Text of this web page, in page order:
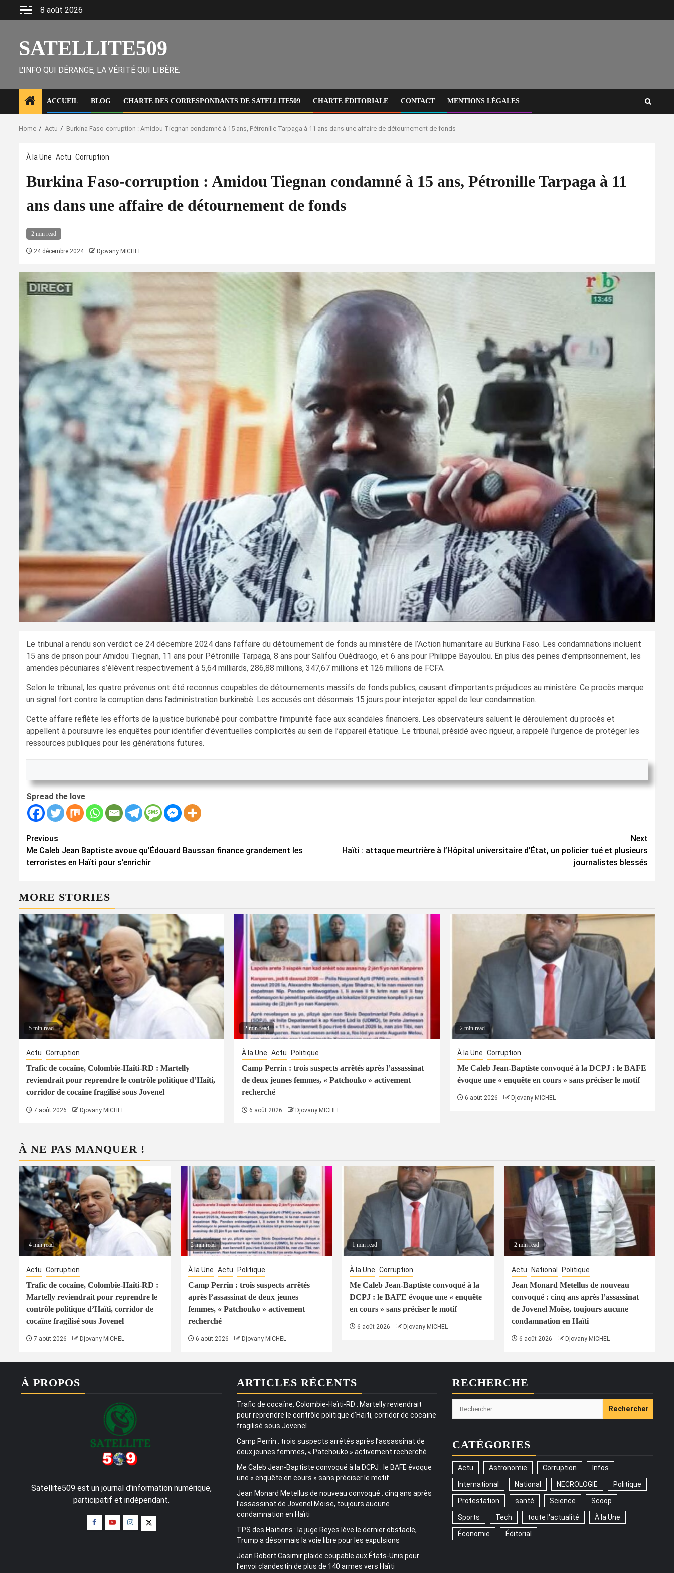
8 août 2026
SATELLITE509
L'INFO QUI DÉRANGE, LA VÉRITÉ QUI LIBÈRE.
ACCUEIL BLOG CHARTE DES CORRESPONDANTS DE SATELLITE509 CHARTE ÉDITORIALE CONTACT MENTIONS LÉGALES
Home Actu Burkina Faso-corruption : Amidou Tiegnan condamné à 15 ans, Pétronille Tarpaga à 11 ans dans une affaire de détournement de fonds
À la Une Actu Corruption
Burkina Faso-corruption : Amidou Tiegnan condamné à 15 ans, Pétronille Tarpaga à 11
ans dans une affaire de détournement de fonds
2 min read
24 décembre 2024 Djovany MICHEL
Le tribunal a rendu son verdict ce 24 décembre 2024 dans l’affaire du détournement de fonds au ministère de l’Action humanitaire au Burkina Faso. Les condamnations incluent
15 ans de prison pour Amidou Tiegnan, 11 ans pour Pétronille Tarpaga, 8 ans pour Salifou Ouédraogo, et 6 ans pour Philippe Bayoulou. En plus des peines d’emprisonnement, les
amendes pécuniaires s’élèvent respectivement à 5,64 milliards, 286,88 millions, 347,67 millions et 126 millions de FCFA.
Selon le tribunal, les quatre prévenus ont été reconnus coupables de détournements massifs de fonds publics, causant d’importants préjudices au ministère. Ce procès marque
un signal fort contre la corruption dans l’administration burkinabè. Les accusés ont désormais 15 jours pour interjeter appel de leur condamnation.
Cette affaire reflète les efforts de la justice burkinabè pour combattre l’impunité face aux scandales financiers. Les observateurs saluent le déroulement du procès et
appellent à poursuivre les enquêtes pour identifier d’éventuelles complicités au sein de l’appareil étatique. Le tribunal, présidé avec rigueur, a rappelé l’urgence de protéger les
ressources publiques pour les générations futures.
Spread the love
Continue
Reading
Previous
Me Caleb Jean Baptiste avoue qu’Édouard Baussan finance grandement les
terroristes en Haïti pour s’enrichir
Next
Haïti : attaque meurtrière à l’Hôpital universitaire d’État, un policier tué et plusieurs
journalistes blessés
MORE STORIES
5 min read
Actu Corruption
Trafic de cocaïne, Colombie-Haïti-RD : Martelly
reviendrait pour reprendre le contrôle politique d’Haïti,
corridor de cocaïne fragilisé sous Jovenel
7 août 2026 Djovany MICHEL
2 min read
À la Une Actu Politique
Camp Perrin : trois suspects arrêtés après l’assassinat
de deux jeunes femmes, « Patchouko » activement
recherché
6 août 2026 Djovany MICHEL
2 min read
À la Une Corruption
Me Caleb Jean-Baptiste convoqué à la DCPJ : le BAFE
évoque une « enquête en cours » sans préciser le motif
6 août 2026 Djovany MICHEL
À NE PAS MANQUER !
4 min read
Actu Corruption
Trafic de cocaïne, Colombie-Haïti-RD :
Martelly reviendrait pour reprendre le
contrôle politique d’Haïti, corridor de
cocaïne fragilisé sous Jovenel
7 août 2026 Djovany MICHEL
2 min read
À la Une Actu Politique
Camp Perrin : trois suspects arrêtés
après l’assassinat de deux jeunes
femmes, « Patchouko » activement
recherché
6 août 2026 Djovany MICHEL
1 min read
À la Une Corruption
Me Caleb Jean-Baptiste convoqué à la
DCPJ : le BAFE évoque une « enquête
en cours » sans préciser le motif
6 août 2026 Djovany MICHEL
2 min read
Actu National Politique
Jean Monard Metellus de nouveau
convoqué : cinq ans après l’assassinat
de Jovenel Moïse, toujours aucune
condamnation en Haïti
6 août 2026 Djovany MICHEL
À PROPOS
Satellite509 est un journal d'information numérique,
participatif et indépendant.
ARTICLES RÉCENTS
Trafic de cocaïne, Colombie-Haïti-RD : Martelly reviendrait
pour reprendre le contrôle politique d’Haïti, corridor de cocaïne
fragilisé sous Jovenel
Camp Perrin : trois suspects arrêtés après l’assassinat de
deux jeunes femmes, « Patchouko » activement recherché
Me Caleb Jean-Baptiste convoqué à la DCPJ : le BAFE évoque
une « enquête en cours » sans préciser le motif
Jean Monard Metellus de nouveau convoqué : cinq ans après
l’assassinat de Jovenel Moïse, toujours aucune
condamnation en Haïti
TPS des Haïtiens : la juge Reyes lève le dernier obstacle,
Trump a désormais la voie libre pour les expulsions
Jean Robert Casimir plaide coupable aux États-Unis pour
l’envoi clandestin de plus de 140 armes vers Haïti
RECHERCHE
Rechercher :
CATÉGORIES
Actu Astronomie Corruption Infos
International National NECROLOGIE Politique
Protestation santé Science Scoop
Sports Tech toute l'actualité À la Une
Économie Éditorial